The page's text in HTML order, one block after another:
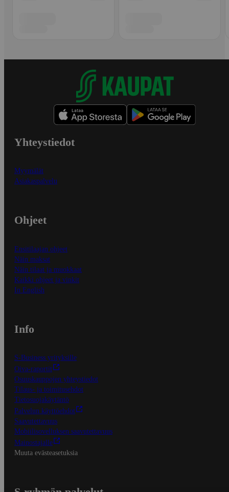
Yhteystiedot
Myymälät
Asiakaspalvelu
Ohjeet
Ensitilaajan ohjeet
Näin maksat
Näin tilaat ja muokkaat
Kaikki ohjeet ja vinkit
In English
Info
S-Business yrityksille
Oiva-raportit
Osuuskauppojen yhteystiedot
Tilaus- ja toimitusehdot
Tietosuojakäytäntö
Palvelun käyttöehdot
Saavutettavuus
Mobiilisovelluksen saavutettavuus
Mainostajalle
Muuta evästeasetuksia